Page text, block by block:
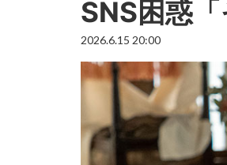
SNS困惑
2026.6.15 20:00